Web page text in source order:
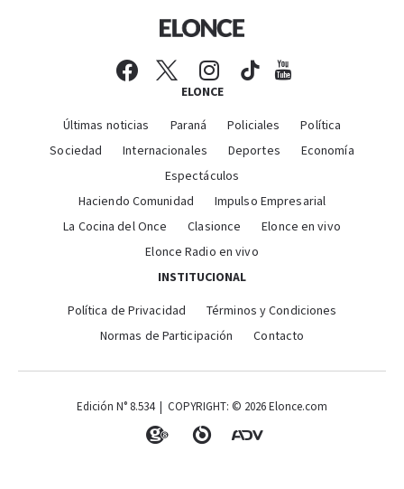
ELONCE
Últimas noticias Paraná Policiales
Política
Sociedad
Internacionales Deportes
Economía
Espectáculos
Haciendo Comunidad
Impulso Empresarial
La Cocina del Once
Clasionce
Elonce en vivo
Elonce Radio en vivo
INSTITUCIONAL
Política de Privacidad
Términos y Condiciones
Normas de Participación
Contacto
Edición N° 8.534 | COPYRIGHT: © 2026 Elonce.com